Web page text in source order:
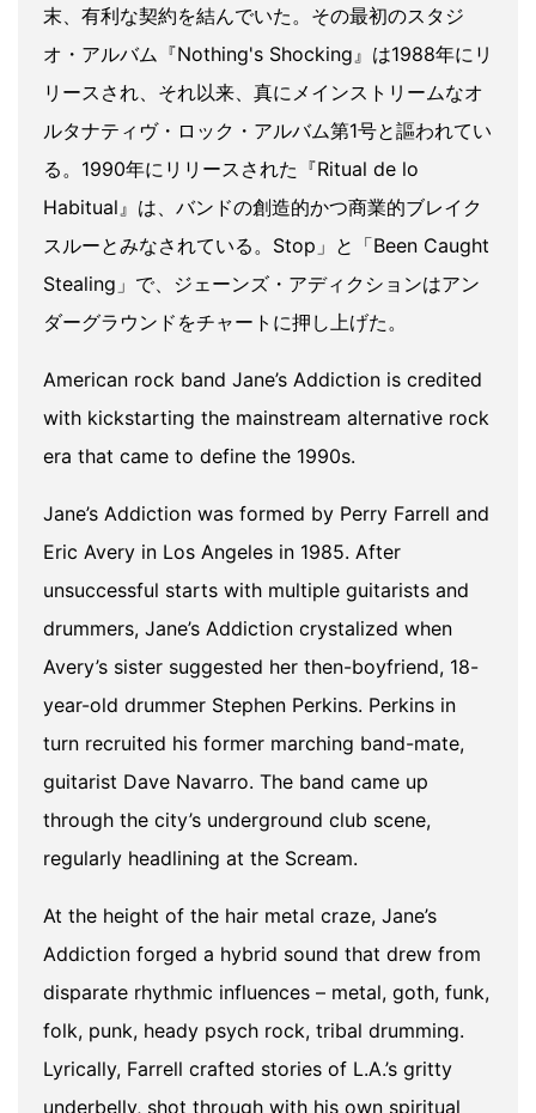
末、有利な契約を結んでいた。その最初のスタジ
オ・アルバム『Nothing's Shocking』は1988年にリ
リースされ、それ以来、真にメインストリームなオ
ルタナティヴ・ロック・アルバム第1号と謳われてい
る。1990年にリリースされた『Ritual de lo
Habitual』は、バンドの創造的かつ商業的ブレイク
スルーとみなされている。Stop」と「Been Caught
Stealing」で、ジェーンズ・アディクションはアン
ダーグラウンドをチャートに押し上げた。
American rock band Jane’s Addiction is credited
with kickstarting the mainstream alternative rock
era that came to define the 1990s.
Jane’s Addiction was formed by Perry Farrell and
Eric Avery in Los Angeles in 1985. After
unsuccessful starts with multiple guitarists and
drummers, Jane’s Addiction crystalized when
Avery’s sister suggested her then-boyfriend, 18-
year-old drummer Stephen Perkins. Perkins in
turn recruited his former marching band-mate,
guitarist Dave Navarro. The band came up
through the city’s underground club scene,
regularly headlining at the Scream.
At the height of the hair metal craze, Jane’s
Addiction forged a hybrid sound that drew from
disparate rhythmic influences – metal, goth, funk,
folk, punk, heady psych rock, tribal drumming.
Lyrically, Farrell crafted stories of L.A.’s gritty
underbelly, shot through with his own spiritual